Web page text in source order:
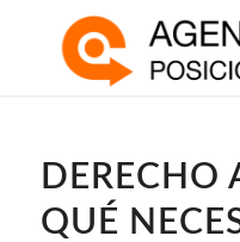
DERECHO
QUÉ